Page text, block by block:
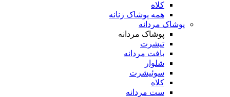
کلاه
همه پوشاک زنانه
پوشاک مردانه
پوشاک مردانه
تیشرت
بافت مردانه
شلوار
سوئیشرت
کلاه
ست مردانه